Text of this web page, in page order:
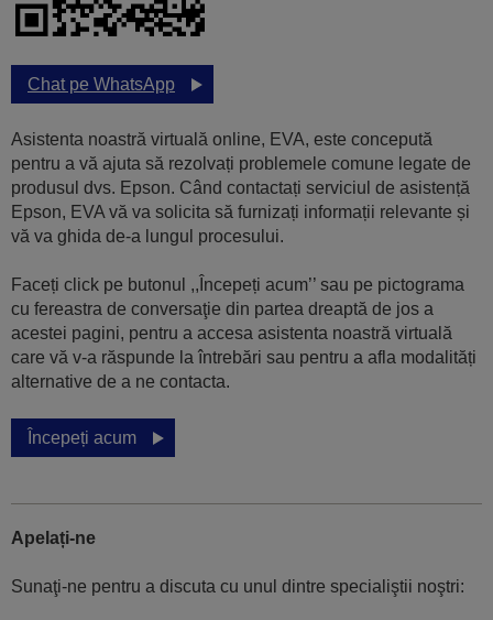
Chat pe WhatsApp
Asistenta noastră virtuală online, EVA, este concepută
pentru a vă ajuta să rezolvați problemele comune legate de
produsul dvs. Epson. Când contactați serviciul de asistență
Epson, EVA vă va solicita să furnizați informații relevante și
vă va ghida de-a lungul procesului.
Faceți click pe butonul ,,Începeți acum’’ sau pe pictograma
cu fereastra de conversaţie din partea dreaptă de jos a
acestei pagini, pentru a accesa asistenta noastră virtuală
care vă v-a răspunde la întrebări sau pentru a afla modalități
alternative de a ne contacta.
Începeți acum
Apelați-ne
Sunaţi-ne pentru a discuta cu unul dintre specialiştii noştri: